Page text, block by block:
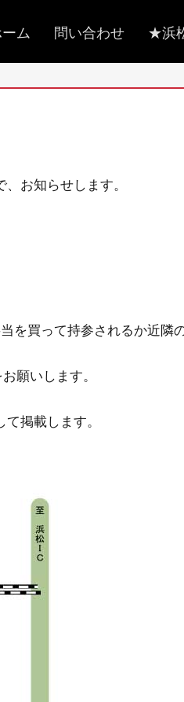
ム 問い合わせ ★浜
お知らせします。
を買って持参されるか近隣
願いします。
掲載します。